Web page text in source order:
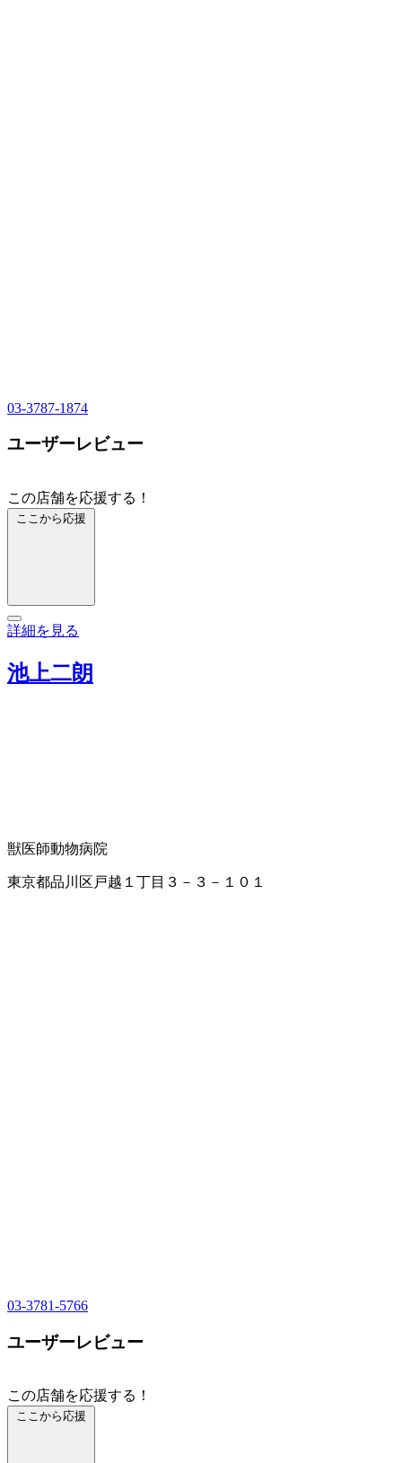
03-3787-1874
ユーザーレビュー
この店舗を応援する！
ここから応援
詳細を見る
池上二朗
獣医師動物病院
東京都品川区戸越１丁目３－３－１０１
03-3781-5766
ユーザーレビュー
この店舗を応援する！
ここから応援